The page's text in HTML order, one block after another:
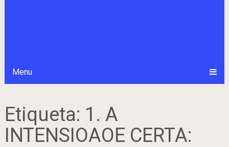
Menu
Etiqueta: 1. A
INTENSIOAOE CERTA: